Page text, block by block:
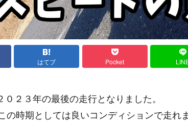
はてブ Pocket
２３年の最後の走行となりました。
時期としては良いコンディションで走れま